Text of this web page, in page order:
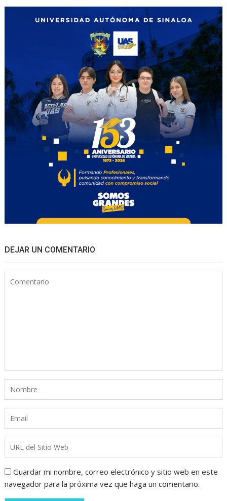
DEJAR UN COMENTARIO
Guardar mi nombre, correo electrónico y sitio web en este
navegador para la próxima vez que haga un comentario.